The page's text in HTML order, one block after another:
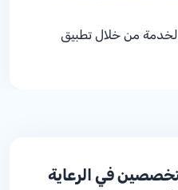
من خلال تطبيق
في الرعاية